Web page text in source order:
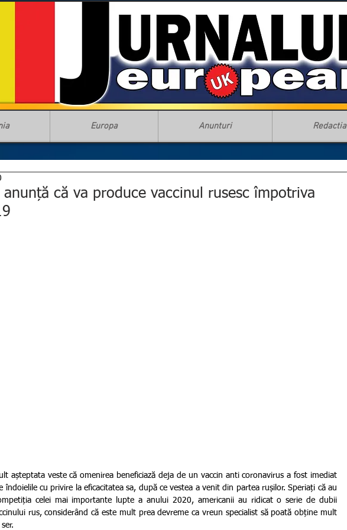
Europa Anunturi Redactia
anunță că va produce vaccinul rusesc împotriva
îndoielile cu privire la eficacitatea sa, după ce vestea a venit din partea rușilor. Speriați că au
celei mai importante lupte a anului 2020, americanii au ridicat o serie de dubii
rus, considerând că este mult prea devreme ca vreun specialist să poată obține mult